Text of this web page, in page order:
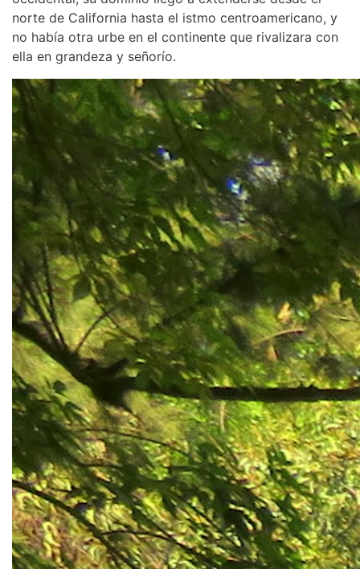
norte de California hasta el istmo centroamericano, y
no había otra urbe en el continente que rivalizara con
ella en grandeza y señorío.